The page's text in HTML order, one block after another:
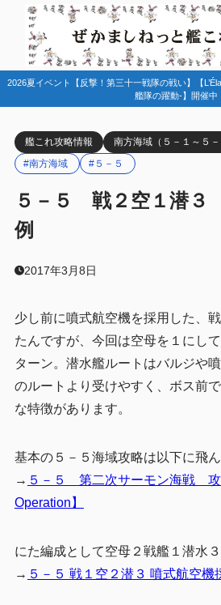
2026夏イベント【反撃！第三十一戦隊の戦い】【
艦隊の躍動-】開催中
艦これ攻略情報
南方海域（５－１～５－
#南方海域
#５－５
５－５ 戦２空１潜３
例
2017年3月8日
少し前に噴式航空機を採用した、
たんですが、今回は空母を１にし
ターン。潜水艦ルートはバルジや
のルートより受けやすく、ボス前
な特徴があります。
基本の５－５海域攻略は以下に飛ん
→ ５－５ 第二次サーモン海戦 攻
Operation】
にた編成として空母２戦艦１潜水３
→ ５－５ 戦１空２潜３ 噴式航空機
目次
1
3 まとめ